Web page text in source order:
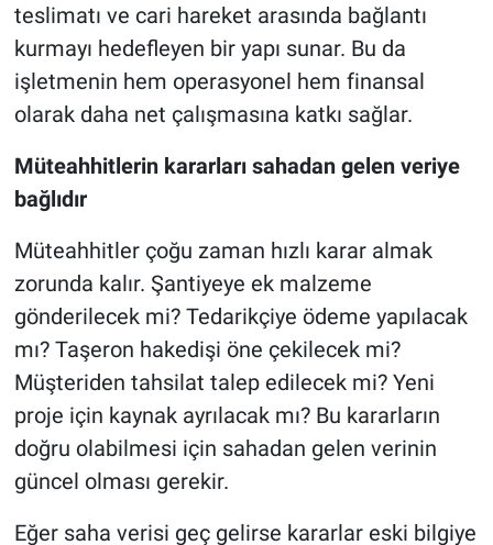
teslimatı ve cari hareket arasında bağlantı
kurmayı hedefleyen bir yapı sunar. Bu da
işletmenin hem operasyonel hem finansal
olarak daha net çalışmasına katkı sağlar.
Müteahhitlerin kararları sahadan gelen veriye
bağlıdır
Müteahhitler çoğu zaman hızlı karar almak
zorunda kalır. Şantiyeye ek malzeme
gönderilecek mi? Tedarikçiye ödeme yapılacak
mı? Taşeron hakedişi öne çekilecek mi?
Müşteriden tahsilat talep edilecek mi? Yeni
proje için kaynak ayrılacak mı? Bu kararların
doğru olabilmesi için sahadan gelen verinin
güncel olması gerekir.
Eğer saha verisi geç gelirse kararlar eski bilgiye